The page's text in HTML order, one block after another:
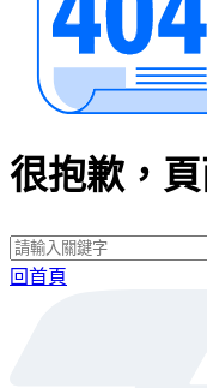
很抱歉，
回首頁